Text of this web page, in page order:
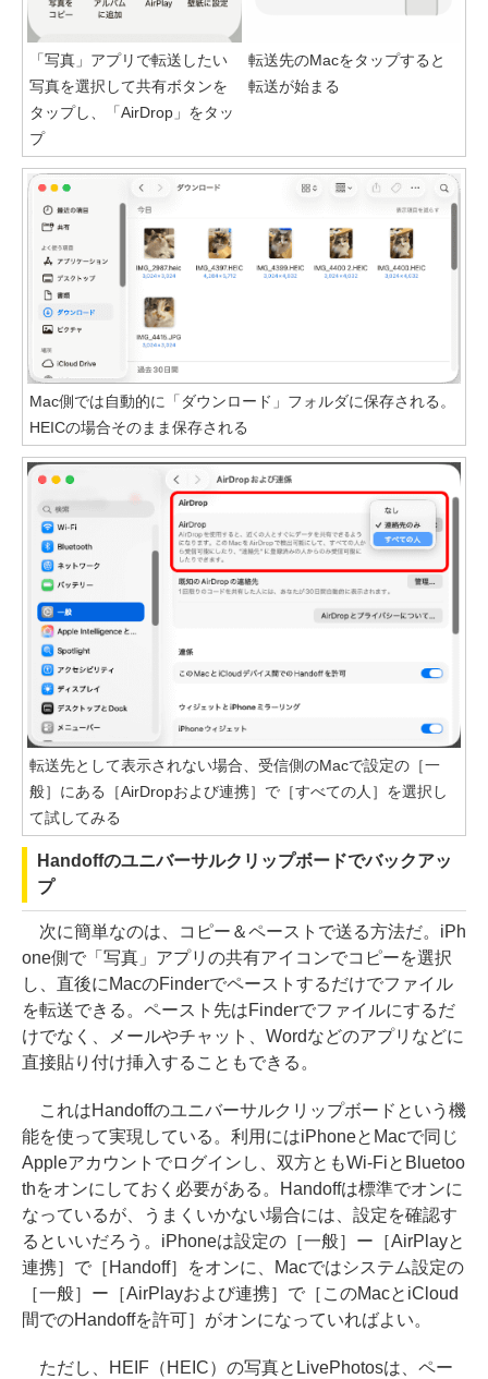
「写真」アプリで転送したい
写真を選択して共有ボタンを
タップし、「AirDrop」をタッ
プ
転送先のMacをタップすると
転送が始まる
Mac側では自動的に「ダウンロード」フォルダに保存される。
HEICの場合そのまま保存される
転送先として表示されない場合、受信側のMacで設定の［一
般］にある［AirDropおよび連携］で［すべての人］を選択し
て試してみる
Handoffのユニバーサルクリップボードでバックアッ
プ
次に簡単なのは、コピー＆ペーストで送る方法だ。iPh
one側で「写真」アプリの共有アイコンでコピーを選択
し、直後にMacのFinderでペーストするだけでファイル
を転送できる。ペースト先はFinderでファイルにするだ
けでなく、メールやチャット、Wordなどのアプリなどに
直接貼り付け挿入することもできる。
これはHandoffのユニバーサルクリップボードという機
能を使って実現している。利用にはiPhoneとMacで同じ
Appleアカウントでログインし、双方ともWi-FiとBluetoo
thをオンにしておく必要がある。Handoffは標準でオンに
なっているが、うまくいかない場合には、設定を確認す
るといいだろう。iPhoneは設定の［一般］ー［AirPlayと
連携］で［Handoff］をオンに、Macではシステム設定の
［一般］ー［AirPlayおよび連携］で［このMacとiCloud
間でのHandoffを許可］がオンになっていればよい。
ただし、HEIF（HEIC）の写真とLivePhotosは、ペー